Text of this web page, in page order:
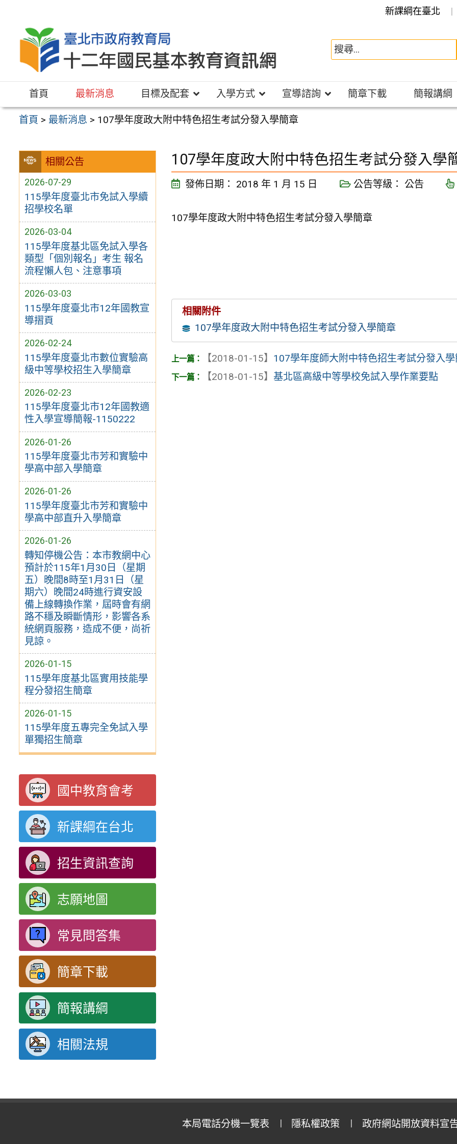
容
新課綱在臺北
首頁 最新消息 目標及配套 入學方式 宣導諮詢 簡章下載 簡報講綱
首頁 > 最新消息 > 107學年度政大附中特色招生考試分發入學簡章
相關公告
2026-07-29
115學年度臺北市免試入學續
招學校名單
2026-03-04
115學年度基北區免試入學各
類型「個別報名」考生 報名
流程懶人包、注意事項
2026-03-03
115學年度臺北市12年國教宣
導摺頁
2026-02-24
115學年度臺北市數位實驗高
級中等學校招生入學簡章
2026-02-23
115學年度臺北市12年國教適
性入學宣導簡報-1150222
2026-01-26
115學年度臺北市芳和實驗中
學高中部入學簡章
2026-01-26
115學年度臺北市芳和實驗中
學高中部直升入學簡章
2026-01-26
轉知停機公告：本市教網中心
預計於115年1月30日（星期
五）晚間8時至1月31日（星
期六）晚間24時進行資安設
備上線轉換作業，屆時會有網
路不穩及瞬斷情形，影響各系
統網頁服務，造成不便，尚祈
見諒。
2026-01-15
115學年度基北區實用技能學
程分發招生簡章
2026-01-15
115學年度五專完全免試入學
單獨招生簡章
國中教育會考
新課綱在台北
招生資訊查詢
志願地圖
常見問答集
簡章下載
簡報講綱
相關法規
107學年度政大附中特色招生考試分發入學
發佈日期： 2018 年 1 月 15 日 公告等級： 公告
107學年度政大附中特色招生考試分發入學簡章
相關附件
107學年度政大附中特色招生考試分發入學簡章
【2018-01-15】 107學年度師大附中特色招生考試分發入
【2018-01-15】基北區高級中等學校免試入學作業要點
本局電話分機一覽表 隱私權政策 政府網站開放資料宣